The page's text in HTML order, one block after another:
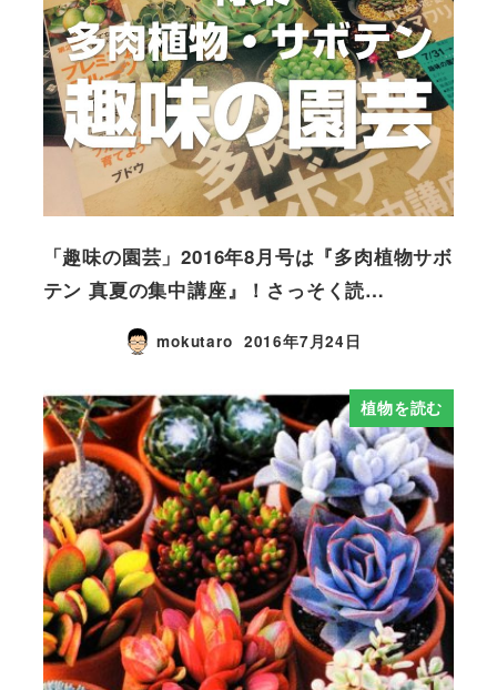
「趣味の園芸」2016年8月号は『多肉植物サボ
テン 真夏の集中講座』！さっそく読…
mokutaro 2016年7月24日
植物を読む